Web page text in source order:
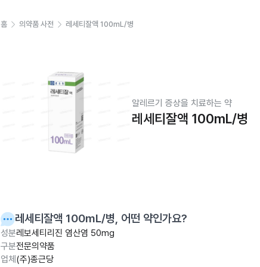
홈 의약품 사전 레세티잘액 100mL/병
알레르기 증상을 치료하는 약
레세티잘액 100mL/병
레세티잘액 100mL/병, 어떤 약인가요?
성분레보세티리진 염산염 50mg
구분전문의약품
업체 (주)종근당